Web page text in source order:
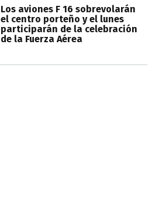
Los aviones F 16 sobrevolarán
el centro porteño y el lunes
participarán de la celebración
de la Fuerza Aérea